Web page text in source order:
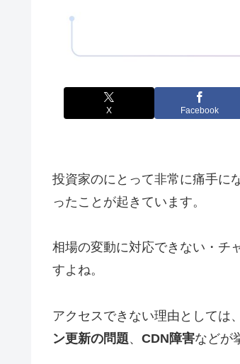
X Facebook
投資家のにとって非常に痛手に
ったことが起きています。
相場の変動に対応できない・チ
すよね。
アクセスできない理由としては、
ン更新の問題、 CDN障害などが